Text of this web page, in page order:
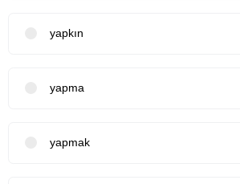
yapkın
yapma
yapmak